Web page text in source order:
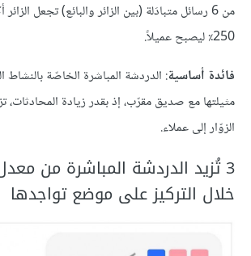
من 6 رسائل متبادَلة (بين الزائر والبائع) تجعل
250٪ ليصبح عميلاً.
فائدة أساسية: الدردشة المباشرة الخاصّة
مثيلتها مع صديق مقرّب، إذ بقدر زيادة المحادثات،
الزوّار إلى عملاء.
3 تُزيد الدردشة المباشرة من
خلال التركيز على موضع تواجدها